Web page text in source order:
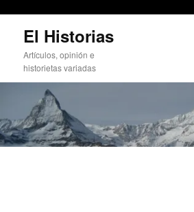
contenido
principal
El Historias
Artículos, opinión e
historietas variadas